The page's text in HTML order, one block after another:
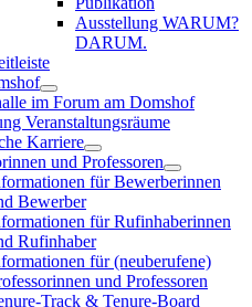
Ausstellung WARUM?
DARUM.
im Forum am Domshof
Veranstaltungsräume
Karriere
und Professoren
für Bewerberinnen
Bewerber
für Rufinhaberinnen
Rufinhaber
für (neuberufene)
und Professoren
Track & Tenure-Board